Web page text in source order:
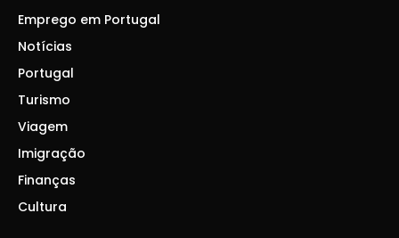
Emprego em Portugal
Notícias
Portugal
Turismo
Viagem
Imigração
Finanças
Cultura